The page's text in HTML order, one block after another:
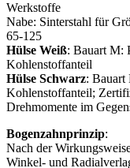
Werkstoffe
Nabe: Sinterstahl für
65-125
Hülse Weiß: Bauart M:
Kohlenstoffanteil
Hülse Schwarz:
Kohlenstoffanteil;
Drehmomente im
Bogenzahnprinzip:
Nach der
Winkel- und